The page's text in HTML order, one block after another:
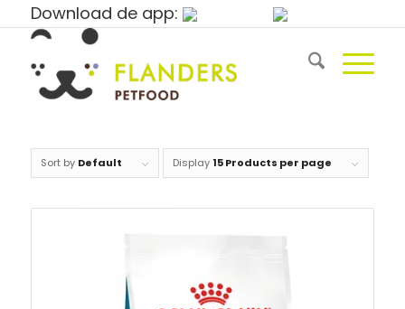
Download de app:
Sort by Default Display 15 Products per page